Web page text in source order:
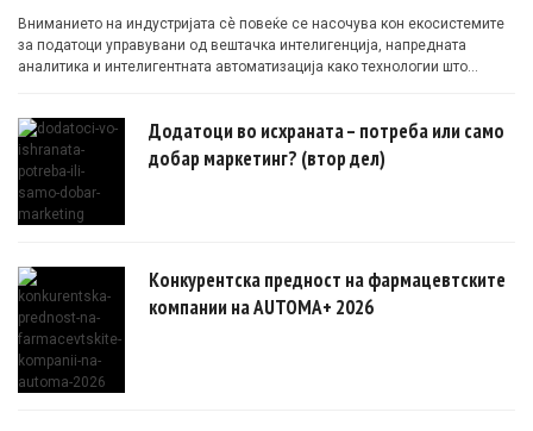
Вниманието на индустријата сè повеќе се насочува кон екосистемите
за податоци управувани од вештачка интелигенција, напредната
аналитика и интелигентната автоматизација како технологии што
Додатоци во исхраната – потреба или само
добар маркетинг? (втор дел)
Конкурентска предност на фармацевтските
компании на AUTOMA+ 2026